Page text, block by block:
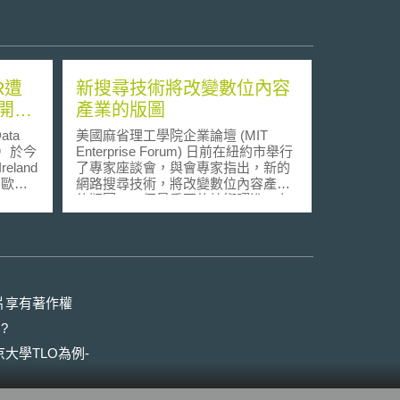
罰
於今
盟
並處
非用
第
目
資
又以
關係
新搜尋技術將改變數位內容
產業的版圖
美國麻省理工學院企業論壇 (MIT
Enterprise Forum) 日前在紐約市舉行
了專家座談會，與會專家指出，新的
網路搜尋技術，將改變數位內容產業
的版圖。一個最重要的技術躍進，在
於突破目前以文字為搜尋條件的限
享有著作權
大學TLO為例-